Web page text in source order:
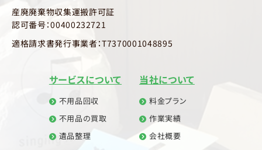
産廃廃棄物収集運搬許可証
認可番号：00400232721
適格請求書発行事業者：T7370001048895
サービスについて
不用品回収
不用品の買取
遺品整理
当社について
料金プラン
作業実績
会社概要